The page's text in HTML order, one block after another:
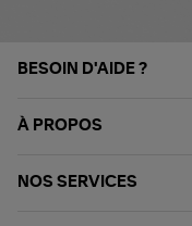
BESOIN D'AIDE ?
À PROPOS
NOS SERVICES